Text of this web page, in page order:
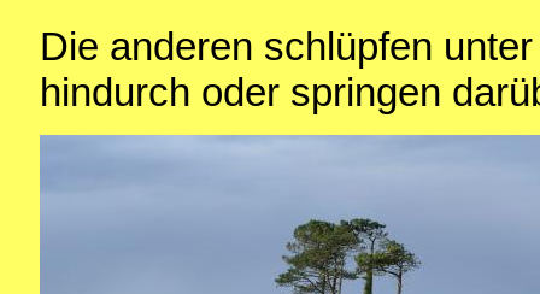
Die anderen schlüpfen
hindurch oder springen